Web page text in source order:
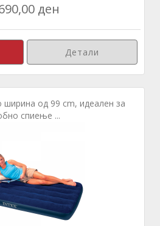
ден
Детали
ширина од 99 cm, идеален за
спиење ...